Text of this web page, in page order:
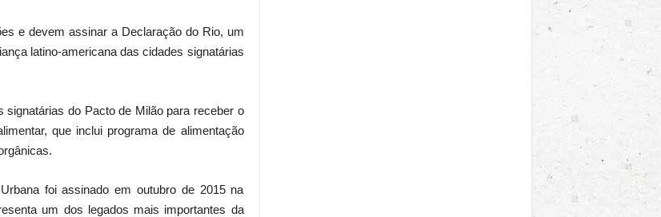
e devem assinar a Declaração do Rio, um
latino-americana das cidades signatárias
do Pacto de Milão para receber o
que inclui programa de alimentação
foi assinado em outubro de 2015 na
um dos legados mais importantes da